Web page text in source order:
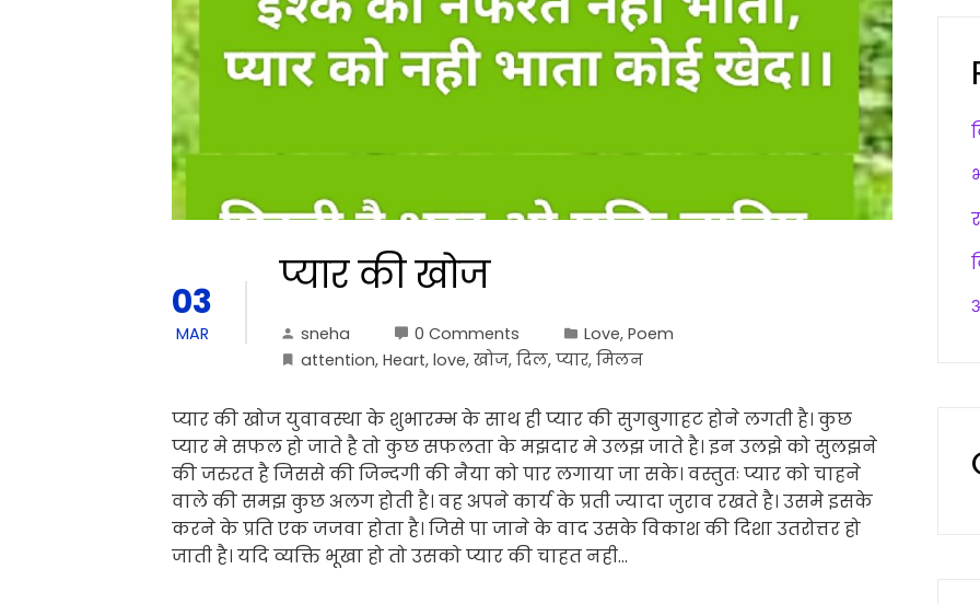
03
MAR
प्यार की खोज
sneha 0 Comments Love, Poem
attention, Heart, love, खोज, दिल, प्यार, मिलन
प्यार की खोज युवावस्था के शुभारम्भ के साथ ही प्यार की सुगबुगाहट होने लगती है। कुछ
प्यार मे सफल हो जाते है तो कुछ सफलता के मझदार मे उलझ जाते है। इन उलझे को सुलझने
की जरुरत है जिससे की जिन्दगी की नैया को पार लगाया जा सके। वस्तुतः प्यार को चाहने
वाले की समझ कुछ अलग होती है। वह अपने कार्य के प्रती ज्यादा जुराव रखते है। उसमे इसके
करने के प्रति एक जजवा होता है। जिसे पा जाने के वाद उसके विकाश की दिशा उतरोत्तर हो
जाती है। यदि व्यक्ति भूखा हो तो उसको प्यार की चाहत नही…